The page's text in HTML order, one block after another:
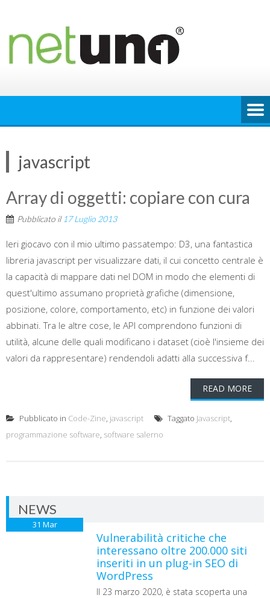
content
javascript
Array di oggetti: copiare con cura
Pubblicato il 17 Luglio 2013
Ieri giocavo con il mio ultimo passatempo: D3, una fantastica
libreria javascript per visualizzare dati, il cui concetto centrale è
la capacità di mappare dati nel DOM in modo che elementi di
quest'ultimo assumano proprietà grafiche (dimensione,
posizione, colore, comportamento, etc) in funzione dei valori
abbinati. Tra le altre cose, le API comprendono funzioni di
utilità, alcune delle quali modificano i dataset (cioè l'insieme dei
valori da rappresentare) rendendoli adatti alla successiva f...
READ MORE
Pubblicato in Code-Zine, javascript Taggato Javascript,
programmazione software, software salerno
NEWS
31 Mar
Vulnerabilità critiche che
interessano oltre 200.000 siti
inseriti in un plug-in SEO di
WordPress
Il 23 marzo 2020, è stata scoperta una